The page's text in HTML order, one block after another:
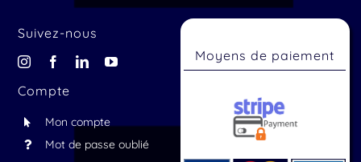
Suivez-nous
Compte
Mon compte
Mot de passe oublié
Moyens de paiement